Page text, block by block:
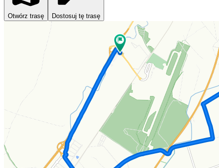
Otwórz trasę Dostosuj tę trasę